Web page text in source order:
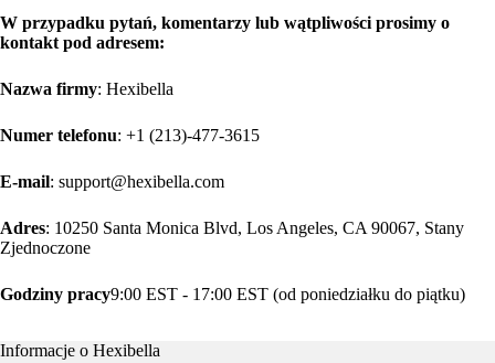
W przypadku pytań, komentarzy lub wątpliwości prosimy o
kontakt pod adresem:
Nazwa firmy: Hexibella
Numer telefonu: +1 (213)-477-3615
E-mail: support@hexibella.com
Adres: 10250 Santa Monica Blvd, Los Angeles, CA 90067, Stany
Zjednoczone
Godziny pracy9:00 EST - 17:00 EST (od poniedziałku do piątku)
Informacje o Hexibella